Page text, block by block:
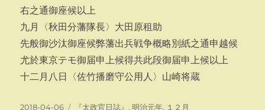
右之通御座候以上
九月〈秋田分藩隊長〉大田原租助
先般御沙汰御座候弊藩出兵戦争概略別紙之通申越候
尤於東京テモ御届申上候得共此段御届申上候以上
十二月八日〈佐竹播磨守公用人〉山崎将蔵
投
2018-04-06
カ『太政官日誌』 , 明治元年, １２月